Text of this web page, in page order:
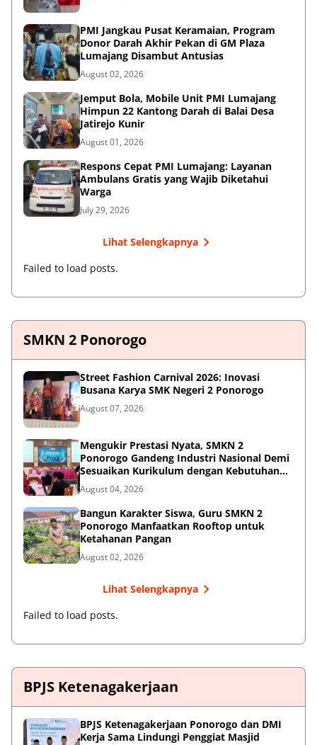
PMI Jangkau Pusat Keramaian, Program
Donor Darah Akhir Pekan di GM Plaza
Lumajang Disambut Antusias
August 02, 2026
Jemput Bola, Mobile Unit PMI Lumajang
Himpun 22 Kantong Darah di Balai Desa
Jatirejo Kunir
August 01, 2026
Respons Cepat PMI Lumajang: Layanan
Ambulans Gratis yang Wajib Diketahui
Warga
July 29, 2026
Lihat Selengkapnya
Failed to load posts.
SMKN 2 Ponorogo
Street Fashion Carnival 2026: Inovasi
Busana Karya SMK Negeri 2 Ponorogo
August 07, 2026
Mengukir Prestasi Nyata, SMKN 2
Ponorogo Gandeng Industri Nasional Demi
Sesuaikan Kurikulum dengan Kebutuhan
Dunia Kerja
August 04, 2026
Bangun Karakter Siswa, Guru SMKN 2
Ponorogo Manfaatkan Rooftop untuk
Ketahanan Pangan
August 02, 2026
Lihat Selengkapnya
Failed to load posts.
BPJS Ketenagakerjaan
BPJS Ketenagakerjaan Ponorogo dan DMI
Kerja Sama Lindungi Penggiat Masjid